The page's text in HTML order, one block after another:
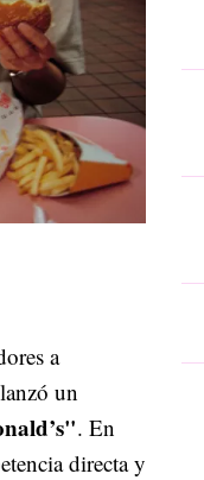
a
un
. En
directa y